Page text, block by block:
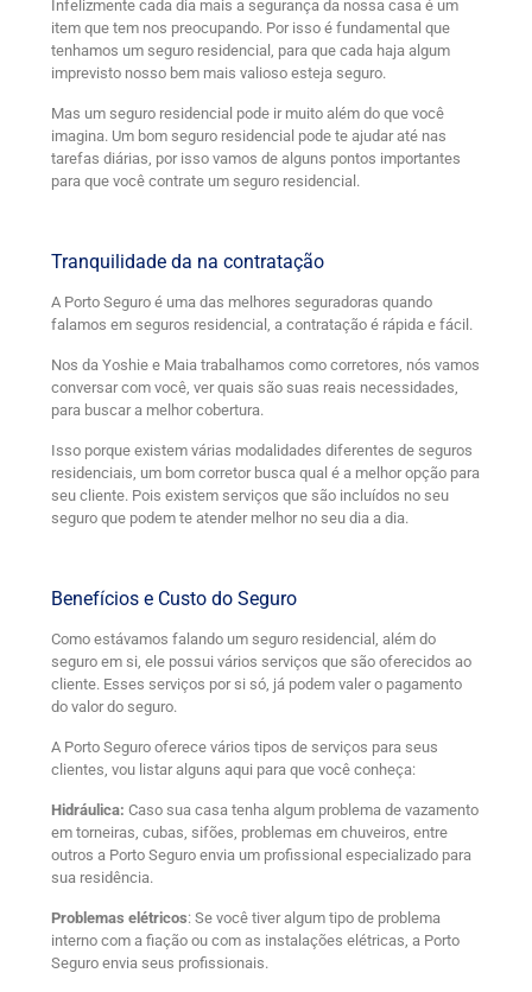
Infelizmente cada dia mais a segurança da nossa casa é um
item que tem nos preocupando. Por isso é fundamental que
tenhamos um seguro residencial, para que cada haja algum
imprevisto nosso bem mais valioso esteja seguro.
Mas um seguro residencial pode ir muito além do que você
imagina. Um bom seguro residencial pode te ajudar até nas
tarefas diárias, por isso vamos de alguns pontos importantes
para que você contrate um seguro residencial.
Tranquilidade da na contratação
A Porto Seguro é uma das melhores seguradoras quando
falamos em seguros residencial, a contratação é rápida e fácil.
Nos da Yoshie e Maia trabalhamos como corretores, nós vamos
conversar com você, ver quais são suas reais necessidades,
para buscar a melhor cobertura.
Isso porque existem várias modalidades diferentes de seguros
residenciais, um bom corretor busca qual é a melhor opção para
seu cliente. Pois existem serviços que são incluídos no seu
seguro que podem te atender melhor no seu dia a dia.
Benefícios e Custo do Seguro
Como estávamos falando um seguro residencial, além do
seguro em si, ele possui vários serviços que são oferecidos ao
cliente. Esses serviços por si só, já podem valer o pagamento
do valor do seguro.
A Porto Seguro oferece vários tipos de serviços para seus
clientes, vou listar alguns aqui para que você conheça:
Hidráulica: Caso sua casa tenha algum problema de vazamento
em torneiras, cubas, sifões, problemas em chuveiros, entre
outros a Porto Seguro envia um profissional especializado para
sua residência.
Problemas elétricos: Se você tiver algum tipo de problema
interno com a fiação ou com as instalações elétricas, a Porto
Seguro envia seus profissionais.